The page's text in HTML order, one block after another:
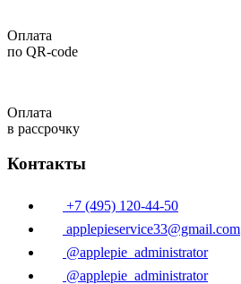
Оплата
по QR-code
Оплата
в рассрочку
Контакты
+7 (495) 120-44-50
applepieservice33@gmail.com
@applepie_administrator
@applepie_administrator